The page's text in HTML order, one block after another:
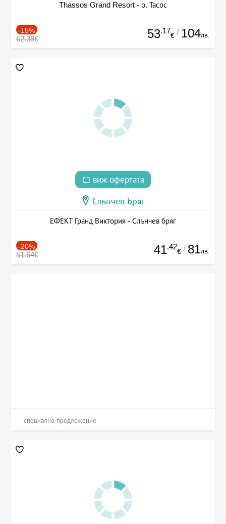
Thassos Grand Resort - о. Тасос
-15%
62.38€ 53.17
€ / 104лв.
виж офертата
Слънчев Бряг
ЕФЕКТ Гранд Виктория - Слънчев бряг
-20%
51.64€ 41.42
€ / 81лв.
специално предложение